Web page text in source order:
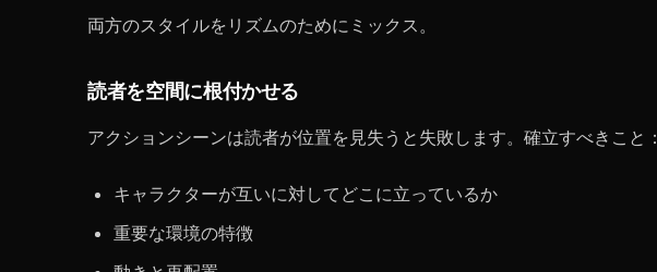
両方のスタイルをリズムのためにミックス。
読者を空間に根付かせる
アクションシーンは読者が位置を見失うと失敗します。確立すべきこと：
キャラクターが互いに対してどこに立っているか
重要な環境の特徴